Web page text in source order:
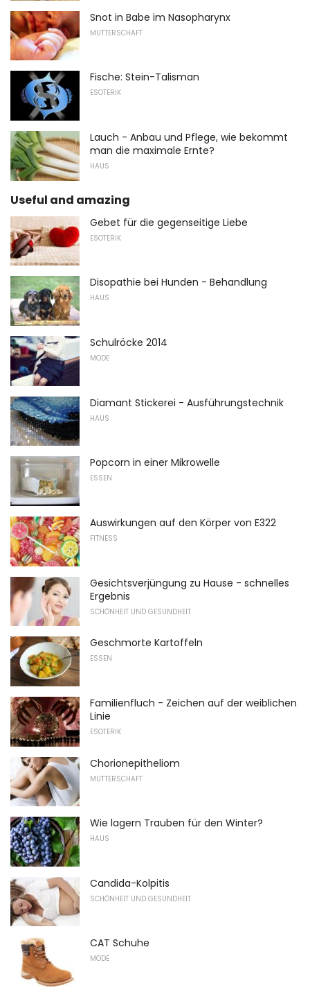
Snot in Babe im Nasopharynx
MUTTERSCHAFT
Fische: Stein-Talisman
ESOTERIK
Lauch - Anbau und Pflege, wie bekommt
man die maximale Ernte?
HAUS
Useful and amazing
Gebet für die gegenseitige Liebe
ESOTERIK
Disopathie bei Hunden - Behandlung
HAUS
Schulröcke 2014
MODE
Diamant Stickerei - Ausführungstechnik
HAUS
Popcorn in einer Mikrowelle
ESSEN
Auswirkungen auf den Körper von E322
FITNESS
Gesichtsverjüngung zu Hause - schnelles
Ergebnis
SCHÖNHEIT UND GESUNDHEIT
Geschmorte Kartoffeln
ESSEN
Familienfluch - Zeichen auf der weiblichen
Linie
ESOTERIK
Chorionepitheliom
MUTTERSCHAFT
Wie lagern Trauben für den Winter?
HAUS
Candida-Kolpitis
SCHÖNHEIT UND GESUNDHEIT
CAT Schuhe
MODE